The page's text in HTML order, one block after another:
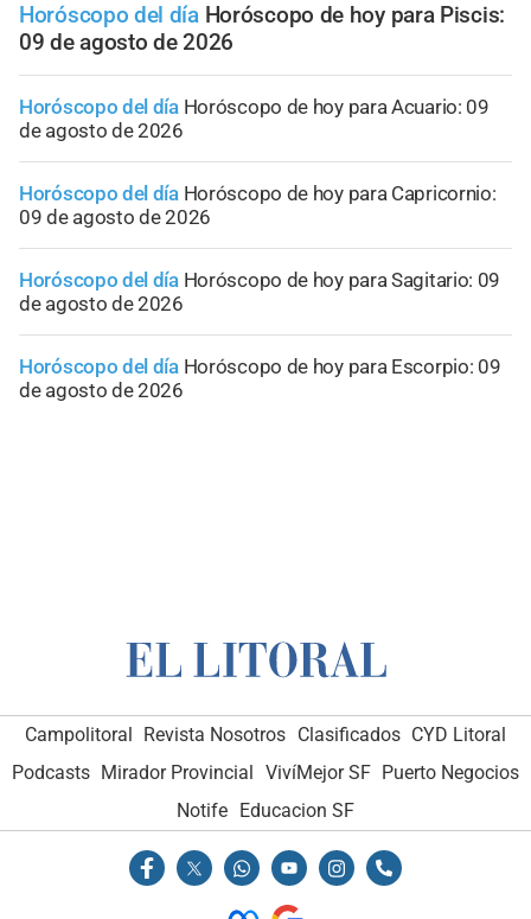
Horóscopo del día Horóscopo de hoy para Piscis:
09 de agosto de 2026
Horóscopo del día Horóscopo de hoy para Acuario: 09
de agosto de 2026
Horóscopo del día Horóscopo de hoy para Capricornio:
09 de agosto de 2026
Horóscopo del día Horóscopo de hoy para Sagitario: 09
de agosto de 2026
Horóscopo del día Horóscopo de hoy para Escorpio: 09
de agosto de 2026
Campolitoral Revista Nosotros Clasificados CYD Litoral
Podcasts Mirador Provincial VivíMejor SF Puerto Negocios
Notife Educacion SF